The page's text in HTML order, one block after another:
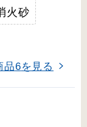
火砂
品6を見る